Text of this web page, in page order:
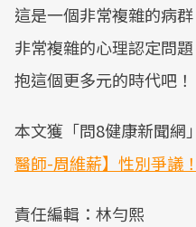
這是一個非常複雜的病
非常複雜的心理認定問
抱這個更多元的時代吧！
本文獲「問8健康新聞網
醫師-周維薪】性別爭議
責任編輯：林勻熙